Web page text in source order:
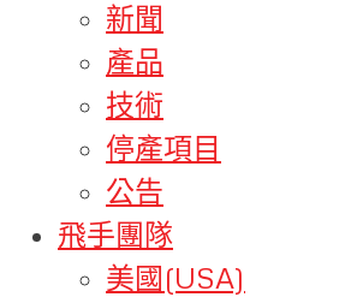
新聞
產品
技術
停產項目
公告
飛手團隊
美國(USA)